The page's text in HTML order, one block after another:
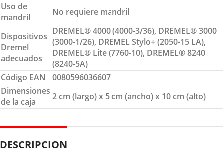
Uso de
mandril
No requiere mandril
Dispositivos
Dremel
adecuados
DREMEL® 4000 (4000-3/36), DREMEL® 3000
(3000-1/26), DREMEL Stylo+ (2050-15 LA),
DREMEL® Lite (7760-10), DREMEL® 8240
(8240-5A)
Código EAN
0080596036607
Dimensiones
de la caja
2 cm (largo) x 5 cm (ancho) x 10 cm (alto)
DESCRIPCION